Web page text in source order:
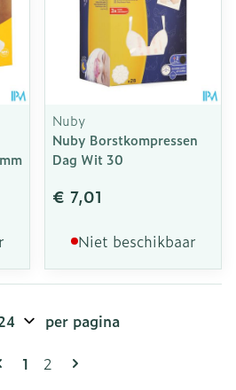
Nuby
Nuby Borstkompressen
Dag Wit 30
€ 7,01
Niet beschikbaar
Pagina's
U lees momenteel pagina
1 Pagina
2
per pagina